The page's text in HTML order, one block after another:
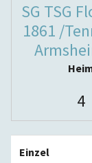
SG TSG
1861 /
4
Einzel